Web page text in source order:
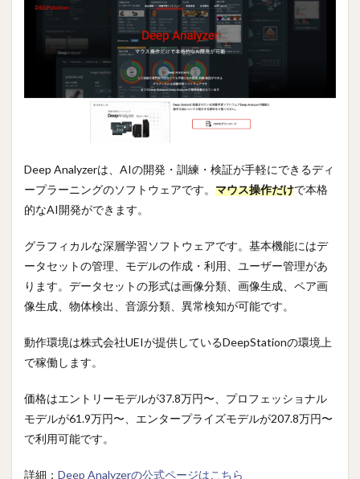
Deep Analyzerは、AIの開発・訓練・検証が手軽にできるディ
ープラーニングのソフトウェアです。 マウス操作だけで本格
的なAI開発ができます。
グラフィカルな深層学習ソフトウェアです。基本機能にはデ
ータセットの管理、モデルの作成・利用、ユーザー管理があ
ります。データセットの形式は画像分類、画像生成、ペア画
像生成、物体検出、音源分類、異常検知が可能です。
動作環境は株式会社UEIが提供しているDeepStationの環境上
で稼働します。
価格はエントリーモデルが37.8万円〜、プロフェッショナル
モデルが61.9万円〜、エンタープライズモデルが207.8万円〜
で利用可能です。
詳細： Deep Analyzerの公式ページはこちら